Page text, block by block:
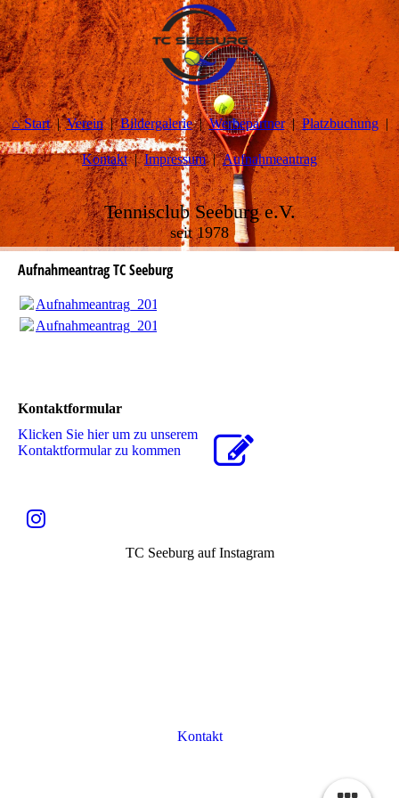
⌂ Start Verein Bildergalerie Werbepartner Platzbuchung
Kontakt Impressum Aufnahmeantrag
Tennisclub Seeburg e.V.
seit 1978
Aufnahmeantrag TC Seeburg
Aufnahmeantrag_2015.pdf
Aufnahmeantrag_2015.pdf
Kontaktformular
Klicken Sie hier um zu unserem
Kon­takt­for­mu­lar zu kommen
TC Seeburg auf Instagram
Kontakt